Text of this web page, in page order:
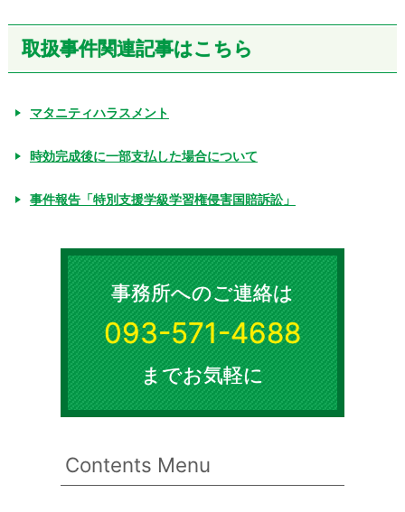
取扱事件関連記事はこちら
マタニティハラスメント
時効完成後に一部支払した場合について
事件報告「特別支援学級学習権侵害国賠訴訟」
事務所へのご連絡は
093-571-4688
までお気軽に
Contents Menu